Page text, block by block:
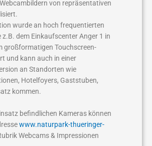
von repräsentativen
wurde an hoch frequentierten
dem Einkaufscenter Anger 1 in
großformatigen Touchscreen-
und kann auch in einer
an Standorten wie
Hotelfoyers, Gaststuben,
kommen.
befindlichen Kameras können
www.naturpark-thueringer-
Webcams & Impressionen